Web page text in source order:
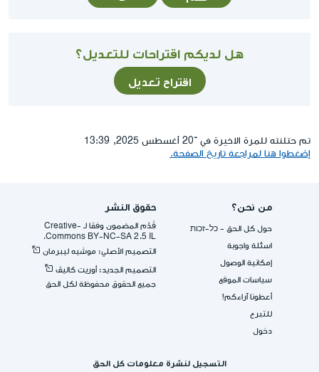
هل لديكم اقتراحات للتعديل؟
اقتراح تعديل
تم حتلنته للمرة الاخيرة في ־20 أغسطس 2025, 13:39
إضغطوا هنا لمراجعة تاريخ الصفحة.
من نحن؟
حول كل الحق - כל-זכות
اسئلة واجوبة
إمكانية الوصول
سياسات الموقع
أعطونا آراءكم!
للتبرع
دخول
حقوق النشر
قُدِّم المضمون وفقا لـ -Creative
Commons BY-NC-SA 2.5 IL.
التصميم الأصلي: موشيه ليبرمان
التصميم الجديد: أوريت كاليڤ
جميع الحقوق محفوظة لكل الحق
التسجيل لنشرة معلومات كل الحق